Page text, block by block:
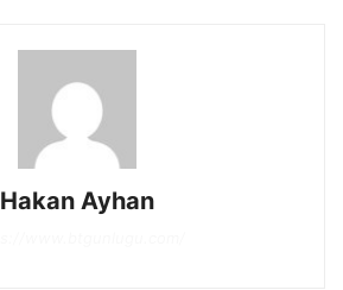
Hakan Ayhan